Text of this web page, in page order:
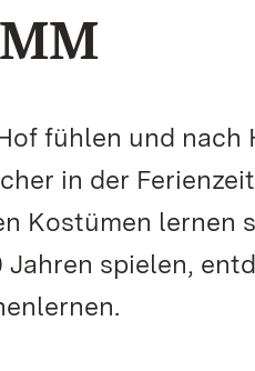
fühlen und nach
in der
Kostümen lernen
spielen,